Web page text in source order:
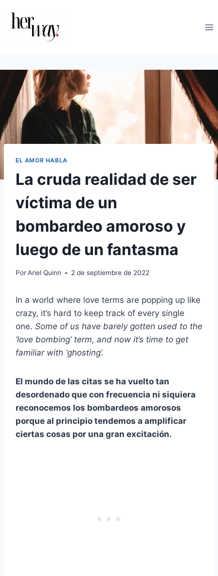
contenido
EL AMOR HABLA
La cruda realidad de ser
víctima de un
bombardeo amoroso y
luego de un fantasma
PorAriel Quinn 2 de septiembre de 2022
In a world where love terms are popping up like
crazy, it’s hard to keep track of every single
one. Some of us have barely gotten used to the
‘love bombing’ term, and now it’s time to get
familiar with ‘ghosting’.
El mundo de las citas se ha vuelto tan
desordenado que con frecuencia ni siquiera
reconocemos los bombardeos amorosos
porque al principio tendemos a amplificar
ciertas cosas por una gran excitación.